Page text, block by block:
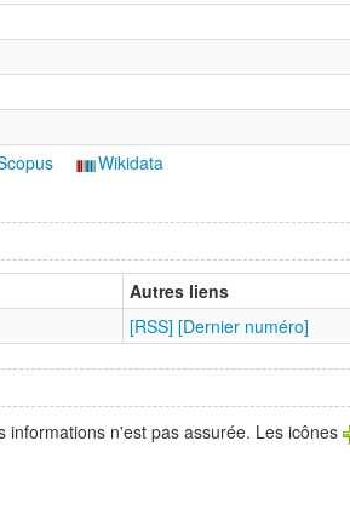
Wikidata
Autres liens
[RSS] [Dernier numéro]
n'est pas assurée. Les icônes